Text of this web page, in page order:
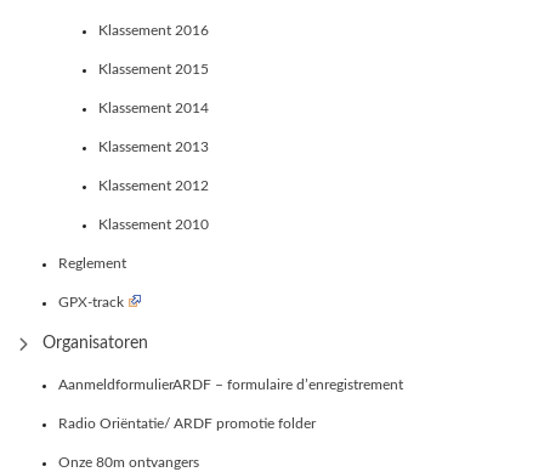
Klassement 2016
Klassement 2015
Klassement 2014
Klassement 2013
Klassement 2012
Klassement 2010
Reglement
GPX-track
Organisatoren
AanmeldformulierARDF – formulaire d’enregistrement
Radio Oriëntatie/ ARDF promotie folder
Onze 80m ontvangers